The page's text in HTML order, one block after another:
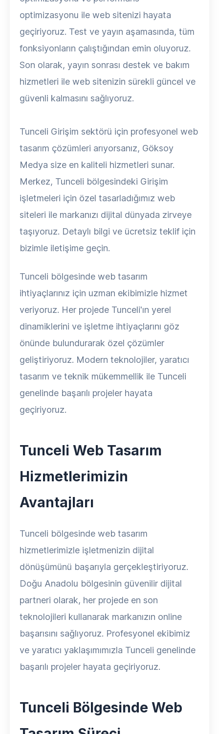
optimizasyonu ile web sitenizi hayata
geçiriyoruz. Test ve yayın aşamasında, tüm
fonksiyonların çalıştığından emin oluyoruz.
Son olarak, yayın sonrası destek ve bakım
hizmetleri ile web sitenizin sürekli güncel ve
güvenli kalmasını sağlıyoruz.
Tunceli Girişim sektörü için profesyonel web
tasarım çözümleri arıyorsanız, Göksoy
Medya size en kaliteli hizmetleri sunar.
Merkez, Tunceli bölgesindeki Girişim
işletmeleri için özel tasarladığımız web
siteleri ile markanızı dijital dünyada zirveye
taşıyoruz. Detaylı bilgi ve ücretsiz teklif için
bizimle iletişime geçin.
Tunceli bölgesinde web tasarım
ihtiyaçlarınız için uzman ekibimizle hizmet
veriyoruz. Her projede Tunceli'ın yerel
dinamiklerini ve işletme ihtiyaçlarını göz
önünde bulundurarak özel çözümler
geliştiriyoruz. Modern teknolojiler, yaratıcı
tasarım ve teknik mükemmellik ile Tunceli
genelinde başarılı projeler hayata
geçiriyoruz.
Tunceli Web Tasarım
Hizmetlerimizin
Avantajları
Tunceli bölgesinde web tasarım
hizmetlerimizle işletmenizin dijital
dönüşümünü başarıyla gerçekleştiriyoruz.
Doğu Anadolu bölgesinin güvenilir dijital
partneri olarak, her projede en son
teknolojileri kullanarak markanızın online
başarısını sağlıyoruz. Profesyonel ekibimiz
ve yaratıcı yaklaşımımızla Tunceli genelinde
başarılı projeler hayata geçiriyoruz.
Tunceli Bölgesinde Web